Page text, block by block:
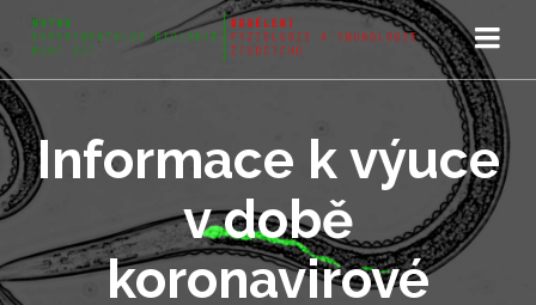
Informace k výuce
v době
koronavirové